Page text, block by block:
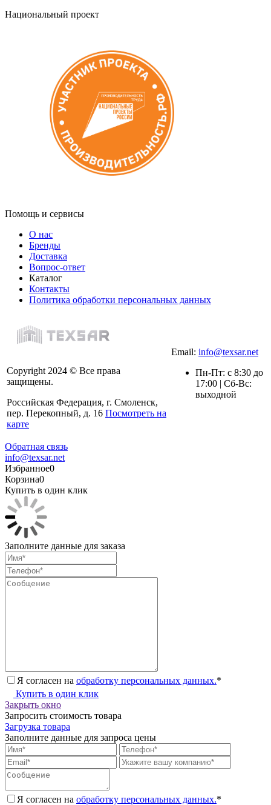
Национальный проект
Помощь и сервисы
О нас
Бренды
Доставка
Вопрос-ответ
Каталог
Контакты
Политика обработки персональных данных
Copyright 2024 © Все права
защищены.
Российская Федерация, г. Смоленск,
пер. Перекопный, д. 16 Посмотреть на
карте
Email: info@texsar.net
Пн-Пт: с 8:30 до
17:00 | Сб-Вс:
выходной
Обратная связь
info@texsar.net
Избранное0
Корзина0
Купить в один клик
Заполните данные для заказа
Я согласен на обработку персональных данных.*
Купить в один клик
Закрыть окно
Запросить стоимость товара
Загрузка товара
Заполните данные для запроса цены
Я согласен на обработку персональных данных.*